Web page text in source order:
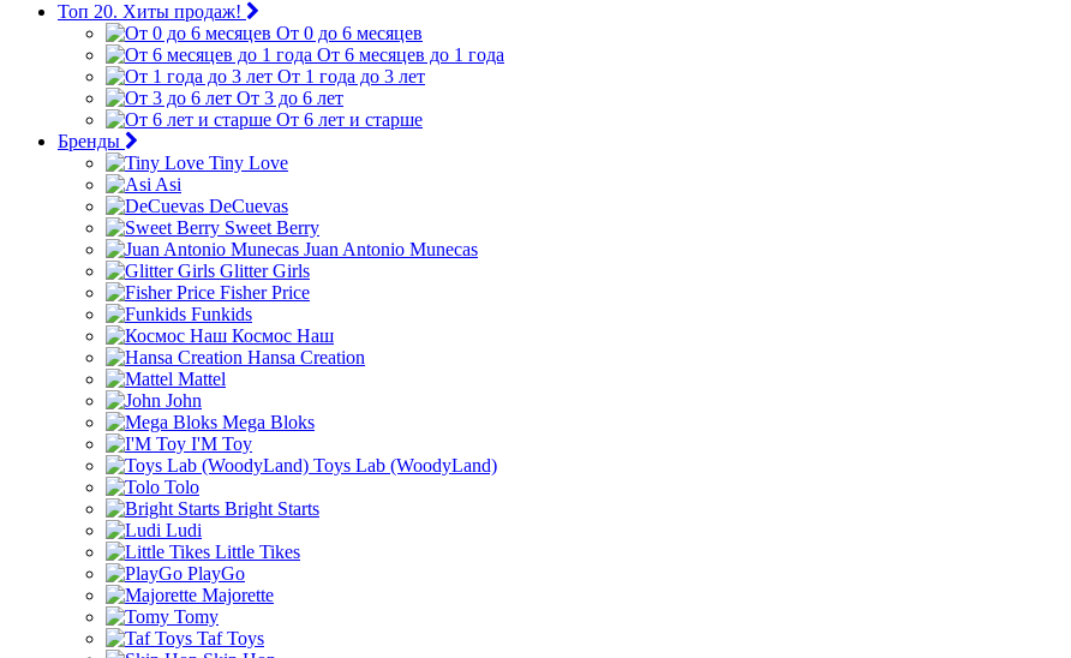
Топ 20. Хиты продаж!
От 0 до 6 месяцев
От 6 месяцев до 1 года
От 1 года до 3 лет
От 3 до 6 лет
От 6 лет и старше
Бренды
Tiny Love
Asi
DeCuevas
Sweet Berry
Juan Antonio Munecas
Glitter Girls
Fisher Price
Funkids
Космос Наш
Hansa Creation
Mattel
John
Mega Bloks
I'M Toy
Toys Lab (WoodyLand)
Tolo
Bright Starts
Ludi
Little Tikes
PlayGo
Majorette
Tomy
Taf Toys